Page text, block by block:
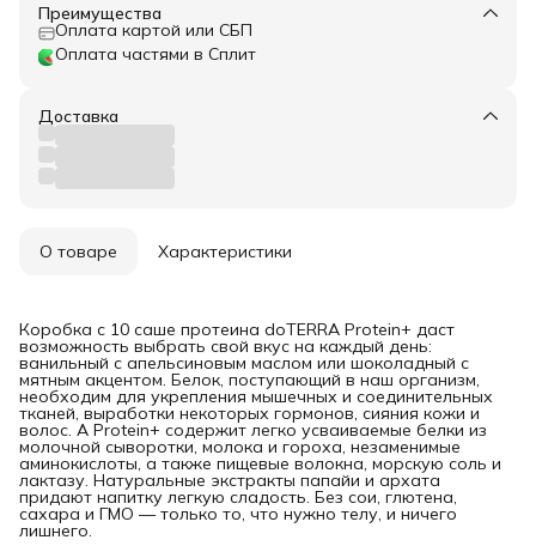
Преимущества
Оплата картой или СБП
Оплата частями в Сплит
Доставка
О товаре Характеристики
Коробка с 10 саше протеина doTERRA Protein+ даст
возможность выбрать свой вкус на каждый день:
ванильный с апельсиновым маслом или шоколадный с
мятным акцентом. Белок, поступающий в наш организм,
необходим для укрепления мышечных и соединительных
тканей, выработки некоторых гормонов, сияния кожи и
волос. А Protein+ содержит легко усваиваемые белки из
молочной сыворотки, молока и гороха, незаменимые
аминокислоты, а также пищевые волокна, морскую соль и
лактазу. Натуральные экстракты папайи и архата
придают напитку легкую сладость. Без сои, глютена,
сахара и ГМО — только то, что нужно телу, и ничего
лишнего.